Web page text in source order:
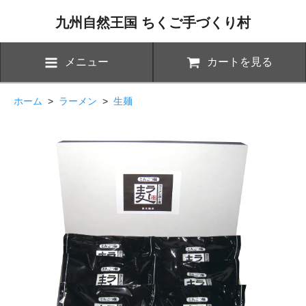
九州自然王国 ちくご手づくり村
メニュー カートを見る
ホーム > ラーメン > 生麺